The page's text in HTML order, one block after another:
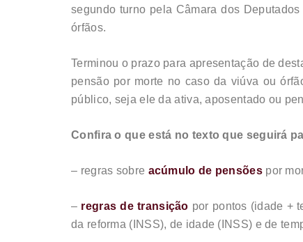
segundo turno pela Câmara dos
órfãos.
Terminou o prazo para apresentação de
pensão por morte no caso da viúva ou
público, seja ele da ativa, aposentado ou
Confira o que está no texto que seguirá
– regras sobre acúmulo de pensõespor
– regras de transição por pontos (idade +
da reforma (INSS), de idade (INSS) e de